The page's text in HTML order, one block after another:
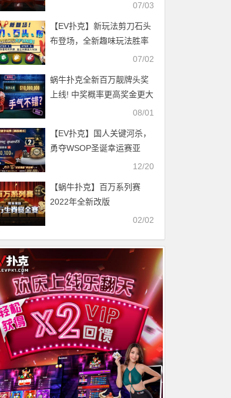
07/03
【EV扑克】新玩法剪刀石头
布登场，全新趣味玩法胜率
07/02
蜗牛扑克全新百万靓牌头奖
上线! 中奖概率更高奖金更大
08/01
【EV扑克】国人关键河杀，
勇夺WSOP圣诞幸运赛亚
军！赏金JP巨人赛百万保底
12/20
【蜗牛扑克】百万系列赛
2022年全新改版
02/02